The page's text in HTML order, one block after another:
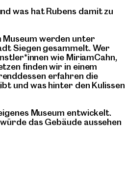
was hat Rubens damit zu
Museum werden unter
Siegen gesammelt. Wer
wie MiriamCahn,
finden wir in einem
erfahren die
und was hinter den Kulissen
Museum entwickelt.
das Gebäude aussehen